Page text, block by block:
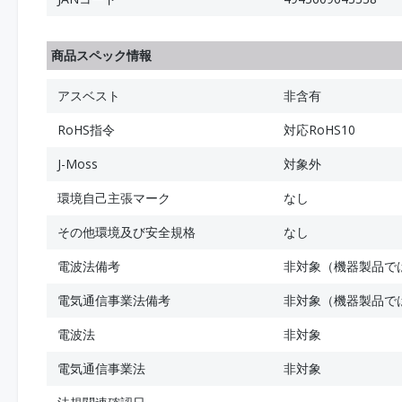
商品スペック情報
アスベスト
非含有
RoHS指令
対応RoHS10
J-Moss
対象外
環境自己主張マーク
なし
その他環境及び安全規格
なし
電波法備考
非対象（機器製品で
電気通信事業法備考
非対象（機器製品で
電波法
非対象
電気通信事業法
非対象